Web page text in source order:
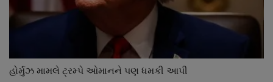
હોર્મુઝ મામલે ટ્રમ્પે ઓમાનને પણ ધમકી આપી